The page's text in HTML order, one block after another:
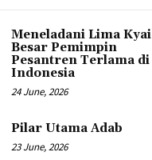
Meneladani Lima Kyai
Besar Pemimpin
Pesantren Terlama di
Indonesia
24 June, 2026
Pilar Utama Adab
23 June, 2026